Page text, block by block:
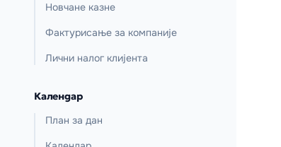
Новчане казне
Фактурисање за компаније
Лични налог клијента
Календар
План за дан